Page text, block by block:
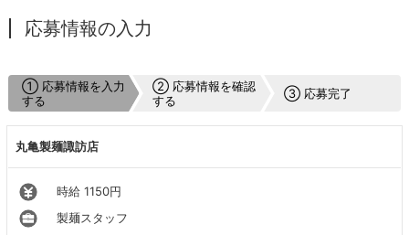
応募情報の入力
① 応募情報を入力
する
② 応募情報を確認
する
③ 応募完了
丸亀製麺諏訪店
時給 1150円
製麺スタッフ